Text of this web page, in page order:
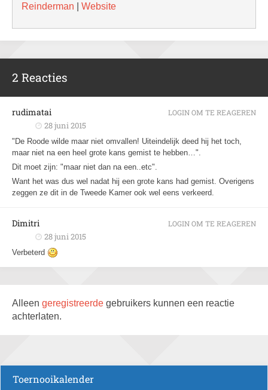
Reinderman
Website
2 Reacties
rudimatai
28 juni 2015
"De Roode wilde maar niet omvallen! Uiteindelijk deed hij het toch,
maar niet na een heel grote kans gemist te hebben…".
Dit moet zijn: "maar niet dan na een..etc".
Want het was dus wel nadat hij een grote kans had gemist. Overigens
zeggen ze dit in de Tweede Kamer ook wel eens verkeerd.
LOGIN OM TE REAGEREN
Dimitri
28 juni 2015
Verbeterd
LOGIN OM TE REAGEREN
Alleen geregistreerde gebruikers kunnen een reactie
achterlaten.
Toernooikalender